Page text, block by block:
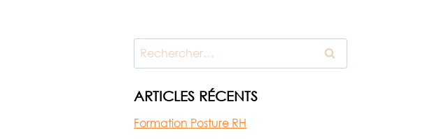
Rechercher :
ARTICLES RÉCENTS
Formation Posture RH